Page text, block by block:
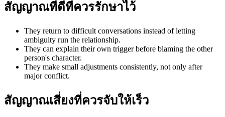
สัญญาณที่ดีที่ควรรักษาไว้
They return to difficult conversations instead of letting
ambiguity run the relationship.
They can explain their own trigger before blaming the other
person's character.
They make small adjustments consistently, not only after
major conflict.
สัญญาณเสี่ยงที่ควรจับให้เร็ว